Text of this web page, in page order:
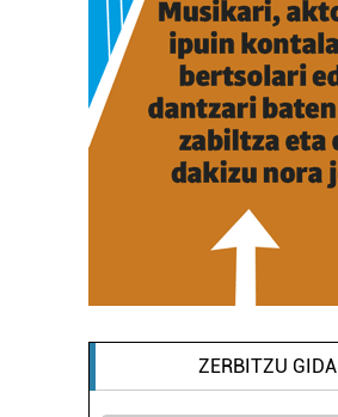
ZERBITZU GIDA